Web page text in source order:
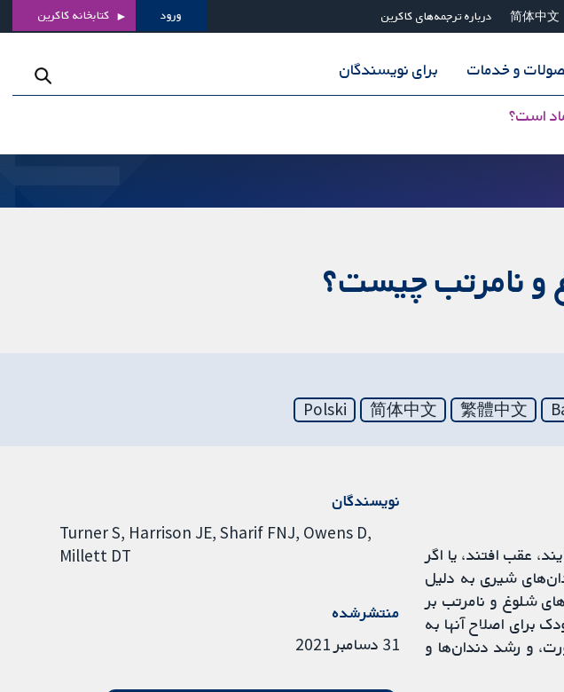
简体中文 درباره ترجمه‌های کاکرین ورود کتابخانه کاکرین
است؟
و خدمات برای نویسندگان
و نامرتب چیست؟
繁體中文
简体中文
Polski
عقب افتند، یا اگر
شیری به دلیل
شلوغ و نامرتب بر
برای اصلاح آنها به
و رشد دندان‌ها و
نویسندگان
Turner S Harrison JE Sharif FNJ Owens D
Millett DT
منتشرشده
31 دسامبر 2021